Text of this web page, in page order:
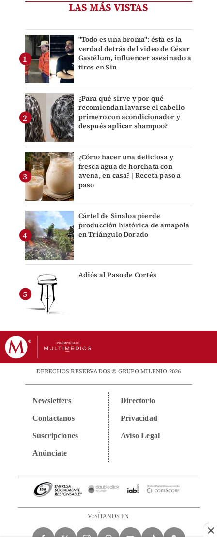
LAS MÁS VISTAS
"Todo es una broma": ésta es la
verdad detrás del video de César
Gastélum, influencer asesinado a
tiros en Sin
¿Para qué sirve y por qué
recomiendan lavarse el cabello
primero con acondicionador y
después aplicar shampoo?
¿Cómo hacer una deliciosa y
fresca agua de horchata con
avena, en casa? | Receta paso a
paso
Cártel de Sinaloa pierde
producción histórica de amapola
en Triángulo Dorado
Adiós al Paso de Cortés
DERECHOS RESERVADOS © GRUPO MILENIO 2026
Newsletters
Contáctanos
Suscripciones
Anúnciate
Directorio
Privacidad
Aviso Legal
VISÍTANOS EN